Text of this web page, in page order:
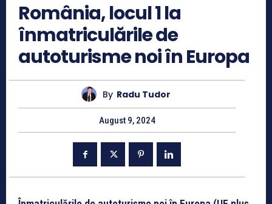
România, locul 1 la
înmatriculările de
autoturisme noi în Europa
By Radu Tudor
August 9, 2024